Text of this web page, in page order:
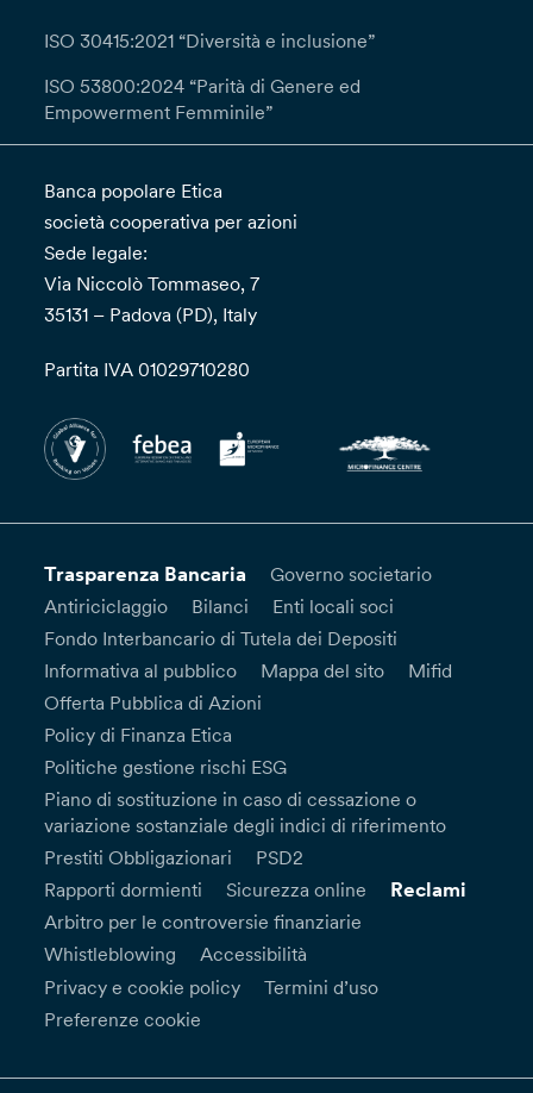
interlocutoria entro un (1) mese informandoti
ritenga che il trattamento dei tuoi dati da parte
del Titolare avvenga in violazione del GDPR
potrai proporre reclamo all’autorità di controllo.
ISO 30415:2021 “Diversità e inclusione”
ISO 53800:2024 “Parità di Genere ed
Empowerment Femminile”
Banca popolare Etica
società cooperativa per azioni
Sede legale:
Via Niccolò Tommaseo, 7
35131 – Padova (PD), Italy
Partita IVA 01029710280
Trasparenza Bancaria
Governo societario
Antiriciclaggio
Bilanci
Enti locali soci
Fondo Interbancario di Tutela dei Depositi
Informativa al pubblico
Mappa del sito
Mifid
Offerta Pubblica di Azioni
Policy di Finanza Etica
Politiche gestione rischi ESG
Piano di sostituzione in caso di cessazione o
variazione sostanziale degli indici di riferimento
Prestiti Obbligazionari
PSD2
Rapporti dormienti
Sicurezza online Reclami
Arbitro per le controversie finanziarie
Whistleblowing
Accessibilità
Privacy e cookie policy
Termini d’uso
Preferenze cookie